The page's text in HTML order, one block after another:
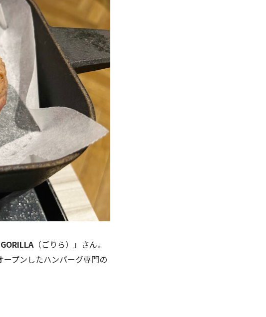
（ごりら）」さん。
プンしたハンバーグ専門の